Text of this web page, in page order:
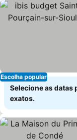
Escolha popular
Selecione as datas
exatos.